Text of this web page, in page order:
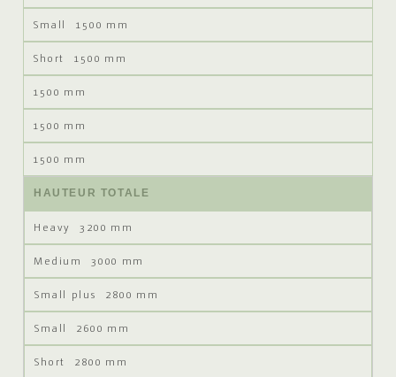
1500 mm
1500 mm
1500 mm
1500 mm
1500 mm
HAUTEUR TOTALE
3200 mm
3000 mm
2800 mm
2600 mm
2800 mm